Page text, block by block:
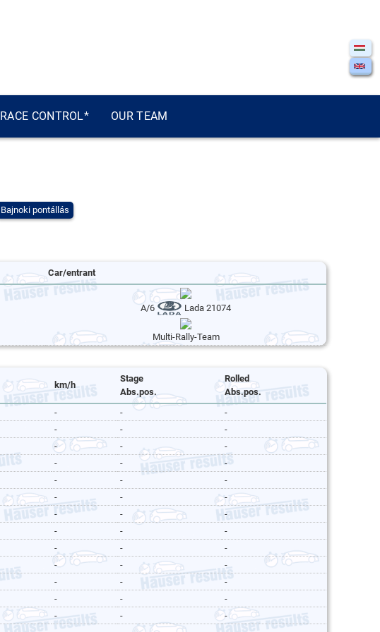
RACE CONTROL* OUR TEAM
Bajnoki pontállás
Car/entrant
A/6 Lada 21074
Multi-Rally-Team
km/h
Stage
Abs.pos.
Rolled
Abs.pos.
- -
-
- -
-
- -
-
- -
-
- -
-
- -
-
- -
-
- -
-
- -
-
- -
-
- -
-
- -
-
- -
-